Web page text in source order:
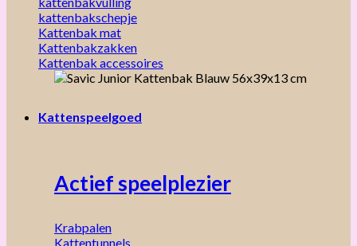
kattenbakschepje
Kattenbak mat
Kattenbakzakken
Kattenbak accessoires
Kattenspeelgoed
Actief speelplezier
Krabpalen
Kattentunnels